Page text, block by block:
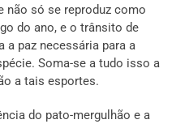
não só se reproduz como
do ano, e o trânsito de
a paz necessária para a
Soma-se a tudo isso a
a tais esportes.
do pato-mergulhão e a